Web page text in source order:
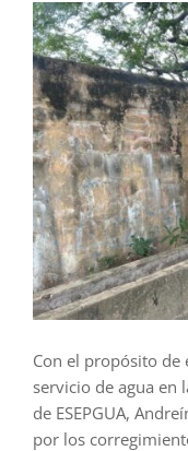
Con el propósito de
servicio de agua en
de ESEPGUA,
por los